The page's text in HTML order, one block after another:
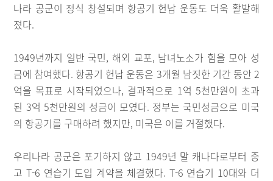
나라 공군이 정식 창설되며 항공기 헌납 운동도 더욱 활발해
졌다.
1949년까지 일반 국민, 해외 교포, 남녀노소가 힘을 모아 성
금에 참여했다. 항공기 헌납 운동은 3개월 남짓한 기간 동안 2
억을 목표로 시작되었으나, 결과적으로 1억 5천만원이 초과
된 3억 5천만원의 성금이 모였다. 정부는 국민성금으로 미국
의 항공기를 구매하려 했지만, 미국은 이를 거절했다.
우리나라 공군은 포기하지 않고 1949년 말 캐나다로부터 중
고 T-6 연습기 도입 계약을 체결했다. T-6 연습기 10대와 더